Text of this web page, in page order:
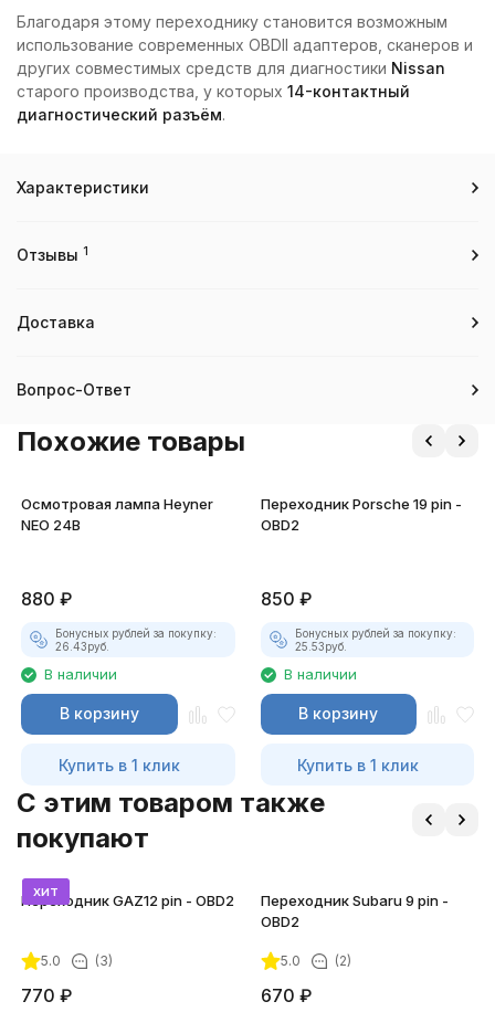
Благодаря этому переходнику становится возможным
использование современных OBDII адаптеров, сканеров и
других совместимых средств для диагностики Nissan
старого производства, у которых 14-контактный
диагностический разъём.
Характеристики
Отзывы 1
Доставка
Вопрос-Ответ
Похожие товары
Осмотровая лампа Heyner
NEO 24В
880 ₽
Бонусных рублей за покупку:
26.43руб.
В наличии
В корзину
Купить в 1 клик
Переходник Porsche 19 pin -
OBD2
850 ₽
Бонусных рублей за покупку:
25.53руб.
В наличии
В корзину
Купить в 1 клик
C этим товаром также
покупают
хит
Переходник GAZ12 pin - OBD2
5.0 (3)
770 ₽
Переходник Subaru 9 pin -
OBD2
5.0 (2)
670 ₽